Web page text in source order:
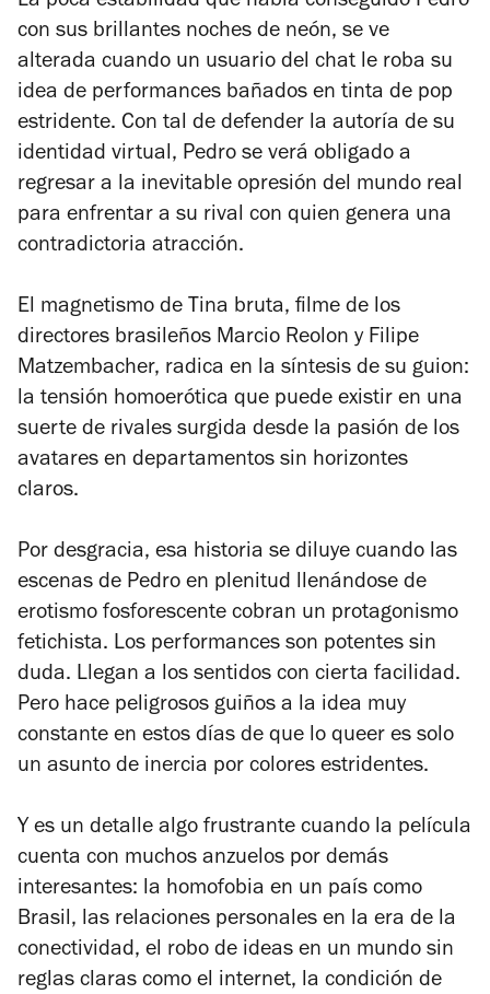
con sus brillantes noches de neón, se ve
alterada cuando un usuario del chat le roba su
idea de performances bañados en tinta de pop
estridente. Con tal de defender la autoría de su
identidad virtual, Pedro se verá obligado a
regresar a la inevitable opresión del mundo real
para enfrentar a su rival con quien genera una
contradictoria atracción.
El magnetismo de Tina bruta, filme de los
directores brasileños Marcio Reolon y Filipe
Matzembacher, radica en la síntesis de su guion:
la tensión homoerótica que puede existir en una
suerte de rivales surgida desde la pasión de los
avatares en departamentos sin horizontes
claros.
Por desgracia, esa historia se diluye cuando las
escenas de Pedro en plenitud llenándose de
erotismo fosforescente cobran un protagonismo
fetichista. Los performances son potentes sin
duda. Llegan a los sentidos con cierta facilidad.
Pero hace peligrosos guiños a la idea muy
constante en estos días de que lo queer es solo
un asunto de inercia por colores estridentes.
Y es un detalle algo frustrante cuando la película
cuenta con muchos anzuelos por demás
interesantes: la homofobia en un país como
Brasil, las relaciones personales en la era de la
conectividad, el robo de ideas en un mundo sin
reglas claras como el internet, la condición de